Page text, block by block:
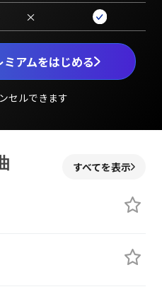
アムをはじめる
セルできます
×
すべてを表示